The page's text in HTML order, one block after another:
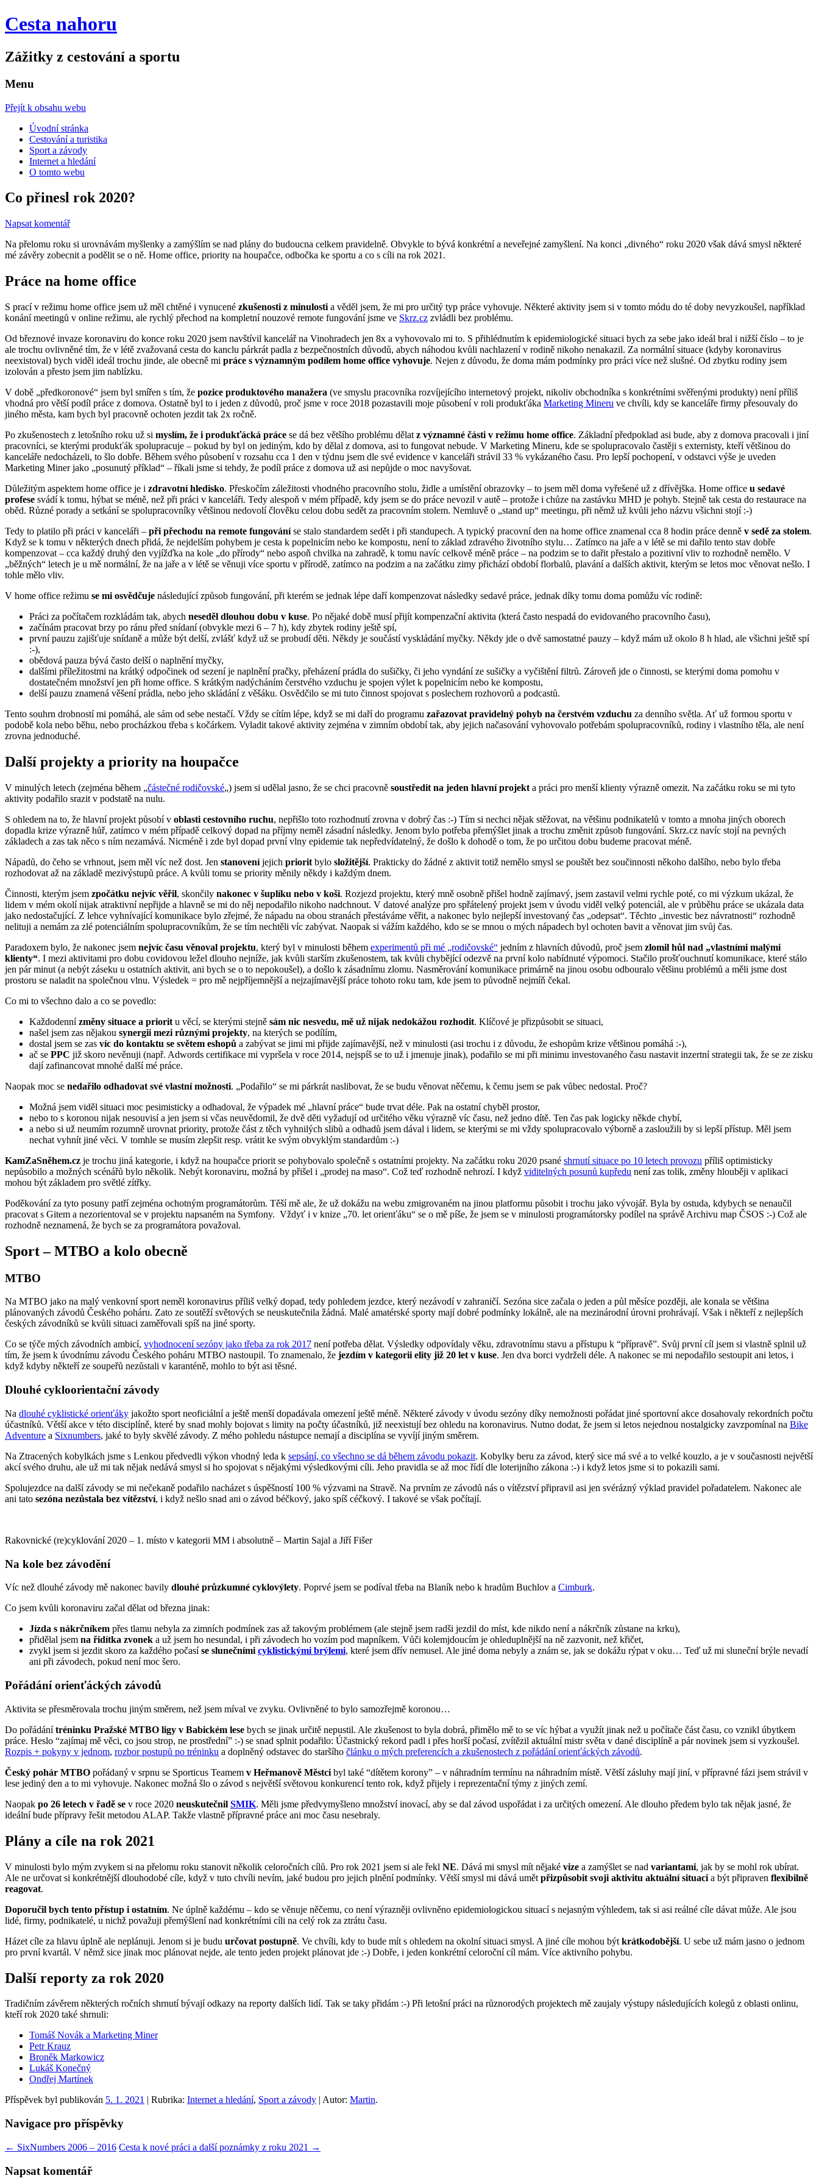
Cesta nahoru
Zážitky z cestování a sportu
Menu
Přejít k obsahu webu
Úvodní stránka
Cestování a turistika
Sport a závody
Internet a hledání
O tomto webu
Co přinesl rok 2020?
Napsat komentář
Na přelomu roku si urovnávám myšlenky a zamýšlím se nad plány do budoucna celkem pravidelně. Obvykle to bývá konkrétní a neveřejné zamyšlení. Na konci „divného“ roku 2020 však dává smysl některé
mé závěry zobecnit a podělit se o ně. Home office, priority na houpačce, odbočka ke sportu a co s cíli na rok 2021.
Práce na home office
S prací v režimu home office jsem už měl chtěné i vynucené zkušenosti z minulosti a věděl jsem, že mi pro určitý typ práce vyhovuje. Některé aktivity jsem si v tomto módu do té doby nevyzkoušel, například
konání meetingů v online režimu, ale rychlý přechod na kompletní nouzové remote fungování jsme ve Skrz.cz zvládli bez problému.
Od březnové invaze koronaviru do konce roku 2020 jsem navštívil kancelář na Vinohradech jen 8x a vyhovovalo mi to. S přihlédnutím k epidemiologické situaci bych za sebe jako ideál bral i nižší číslo – to je
ale trochu ovlivněné tím, že v létě zvažovaná cesta do kanclu párkrát padla z bezpečnostních důvodů, abych náhodou kvůli nachlazení v rodině nikoho nenakazil. Za normální situace (kdyby koronavirus
neexistoval) bych viděl ideál trochu jinde, ale obecně mi práce s významným podílem home office vyhovuje. Nejen z důvodu, že doma mám podmínky pro práci více než slušné. Od zbytku rodiny jsem
izolován a přesto jsem jim nablízku.
V době „předkoronové“ jsem byl smířen s tím, že pozice produktového manažera (ve smyslu pracovníka rozvíjejícího internetový projekt, nikoliv obchodníka s konkrétními svěřenými produkty) není příliš
vhodná pro větší podíl práce z domova. Ostatně byl to i jeden z důvodů, proč jsme v roce 2018 pozastavili moje působení v roli produkťáka Marketing Mineru ve chvíli, kdy se kanceláře firmy přesouvaly do
jiného města, kam bych byl pracovně ochoten jezdit tak 2x ročně.
Po zkušenostech z letošního roku už si myslím, že i produkťácká práce se dá bez většího problému dělat z významné části v režimu home office. Základní předpoklad asi bude, aby z domova pracovali i jiní
pracovníci, se kterými produkťák spolupracuje – pokud by byl on jediným, kdo by dělal z domova, asi to fungovat nebude. V Marketing Mineru, kde se spolupracovalo častěji s externisty, kteří většinou do
kanceláře nedocházeli, to šlo dobře. Během svého působení v rozsahu cca 1 den v týdnu jsem dle své evidence v kanceláři strávil 33 % vykázaného času. Pro lepší pochopení, v odstavci výše je uveden
Marketing Miner jako „posunutý příklad“ – říkali jsme si tehdy, že podíl práce z domova už asi nepůjde o moc navyšovat.
Důležitým aspektem home office je i zdravotní hledisko. Přeskočím záležitosti vhodného pracovního stolu, židle a umístění obrazovky – to jsem měl doma vyřešené už z dřívějška. Home office u sedavé
profese svádí k tomu, hýbat se méně, než při práci v kanceláři. Tedy alespoň v mém případě, kdy jsem se do práce nevozil v autě – protože i chůze na zastávku MHD je pohyb. Stejně tak cesta do restaurace na
oběd. Různé porady a setkání se spolupracovníky většinou nedovolí člověku celou dobu sedět za pracovním stolem. Nemluvě o „stand up“ meetingu, při němž už kvůli jeho názvu všichni stojí :-)
Tedy to platilo při práci v kanceláři – při přechodu na remote fungováníse stalo standardem sedět i při standupech. A typický pracovní den na home office znamenal cca 8 hodin práce denně v sedě za stolem.
Když se k tomu v některých dnech přidá, že nejdelším pohybem je cesta k popelnicím nebo ke kompostu, není to základ zdravého životního stylu… Zatímco na jaře a v létě se mi dařilo tento stav dobře
kompenzovat – cca každý druhý den vyjížďka na kole „do přírody“ nebo aspoň chvilka na zahradě, k tomu navíc celkově méně práce – na podzim se to dařit přestalo a pozitivní vliv to rozhodně nemělo. V
„běžných“ letech je u mě normální, že na jaře a v létě se věnuji více sportu v přírodě, zatímco na podzim a na začátku zimy přichází období florbalů, plavání a dalších aktivit, kterým se letos moc věnovat nešlo. I
tohle mělo vliv.
V home office režimu se mi osvědčuje následující způsob fungování, při kterém se jednak lépe daří kompenzovat následky sedavé práce, jednak díky tomu doma pomůžu víc rodině:
Práci za počítačem rozkládám tak, abych neseděl dlouhou dobu v kuse. Po nějaké době musí přijít kompenzační aktivita (která často nespadá do evidovaného pracovního času),
začínám pracovat brzy po ránu před snídaní (obvykle mezi 6 – 7 h), kdy zbytek rodiny ještě spí,
první pauzu zajišťuje snídaně a může být delší, zvlášť když už se probudí děti. Někdy je součástí vyskládání myčky. Někdy jde o dvě samostatné pauzy – když mám už okolo 8 h hlad, ale všichni ještě spí
:-),
obědová pauza bývá často delší o naplnění myčky,
dalšími příležitostmi na krátký odpočinek od sezení je naplnění pračky, přeházení prádla do sušičky, či jeho vyndání ze sušičky a vyčištění filtrů. Zároveň jde o činnosti, se kterými doma pomohu v
dostatečném množství jen při home office. S krátkým nadýcháním čerstvého vzduchu je spojen výlet k popelnicím nebo ke kompostu,
delší pauzu znamená věšení prádla, nebo jeho skládání z věšáku. Osvědčilo se mi tuto činnost spojovat s poslechem rozhovorů a podcastů.
Tento souhrn drobností mi pomáhá, ale sám od sebe nestačí. Vždy se cítím lépe, když se mi daří do programu zařazovat pravidelný pohyb na čerstvém vzduchu za denního světla. Ať už formou sportu v
podobě kola nebo běhu, nebo procházkou třeba s kočárkem. Vyladit takové aktivity zejména v zimním období tak, aby jejich načasování vyhovovalo potřebám spolupracovníků, rodiny i vlastního těla, ale není
zrovna jednoduché.
Další projekty a priority na houpačce
V minulých letech (zejména během „částečné rodičovské„) jsem si udělal jasno, že se chci pracovně soustředit na jeden hlavní projekt a práci pro menší klienty výrazně omezit. Na začátku roku se mi tyto
aktivity podařilo srazit v podstatě na nulu.
S ohledem na to, že hlavní projekt působí v oblasti cestovního ruchu, nepřišlo toto rozhodnutí zrovna v dobrý čas :-) Tím si nechci nějak stěžovat, na většinu podnikatelů v tomto a mnoha jiných oborech
dopadla krize výrazně hůř, zatímco v mém případě celkový dopad na příjmy neměl zásadní následky. Jenom bylo potřeba přemýšlet jinak a trochu změnit způsob fungování. Skrz.cz navíc stojí na pevných
základech a zas tak něco s ním nezamává. Nicméně i zde byl dopad první vlny epidemie tak nepředvídatelný, že došlo k dohodě o tom, že po určitou dobu budeme pracovat méně.
Nápadů, do čeho se vrhnout, jsem měl víc než dost. Jen stanoveníjejich priorit bylo složitější. Prakticky do žádné z aktivit totiž nemělo smysl se pouštět bez součinnosti někoho dalšího, nebo bylo třeba
rozhodovat až na základě mezivýstupů práce. A kvůli tomu se priority měnily někdy i každým dnem.
Činnosti, kterým jsem zpočátku nejvíc věřil, skončily nakonec v šuplíku nebo v koši. Rozjezd projektu, který mně osobně přišel hodně zajímavý, jsem zastavil velmi rychle poté, co mi výzkum ukázal, že
lidem v mém okolí nijak atraktivní nepřijde a hlavně se mi do něj nepodařilo nikoho nadchnout. V datové analýze pro spřátelený projekt jsem v úvodu viděl velký potenciál, ale v průběhu práce se ukázala data
jako nedostačující. Z lehce vyhnívající komunikace bylo zřejmé, že nápadu na obou stranách přestáváme věřit, a nakonec bylo nejlepší investovaný čas „odepsat“. Těchto „investic bez návratnosti“ rozhodně
nelituji a nemám za zlé potenciálním spolupracovníkům, že se tím nechtěli víc zabývat. Naopak si vážím každého, kdo se se mnou o mých nápadech byl ochoten bavit a věnovat jim svůj čas.
Paradoxem bylo, že nakonec jsem nejvíc času věnoval projektu, který byl v minulosti během experimentů při mé „rodičovské“ jedním z hlavních důvodů, proč jsem zlomil hůl nad „vlastními malými
klienty“. I mezi aktivitami pro dobu covidovou ležel dlouho nejníže, jak kvůli starším zkušenostem, tak kvůli chybějící odezvě na první kolo nabídnuté výpomoci. Stačilo prošťouchnutí komunikace, které stálo
jen pár minut (a nebýt záseku u ostatních aktivit, ani bych se o to nepokoušel), a došlo k zásadnímu zlomu. Nasměrování komunikace primárně na jinou osobu odbouralo většinu problémů a měli jsme dost
prostoru se naladit na společnou vlnu. Výsledek = pro mě nejpříjemnější a nejzajímavější práce tohoto roku tam, kde jsem to původně nejmíň čekal.
Co mi to všechno dalo a co se povedlo:
Každodennízměny situace a priorit u věcí, se kterými stejně sám nic nesvedu, mě už nijak nedokážou rozhodit. Klíčové je přizpůsobit se situaci,
našel jsem zas nějakou synergii mezi různými projekty, na kterých se podílím,
dostal jsem se zas víc do kontaktu se světem eshopů a zabývat se jimi mi přijde zajímavější, než v minulosti (asi trochu i z důvodu, že eshopům krize většinou pomáhá :-),
ač se PPC již skoro nevěnuji (např. Adwords certifikace mi vypršela v roce 2014, nejspíš se to už i jmenuje jinak), podařilo se mi při minimu investovaného času nastavit inzertní strategii tak, že se ze zisku
dají zafinancovat mnohé další mé práce.
Naopak moc se nedařilo odhadovat své vlastní možnosti. „Podařilo“ se mi párkrát naslibovat, že se budu věnovat něčemu, k čemu jsem se pak vůbec nedostal. Proč?
Možná jsem viděl situaci moc pesimisticky a odhadoval, že výpadek mé „hlavní práce“ bude trvat déle. Pak na ostatní chyběl prostor,
nebo to s koronou nijak nesouvisí a jen jsem si včas neuvědomil, že dvě děti vyžadují od určitého věku výrazně víc času, než jedno dítě. Ten čas pak logicky někde chybí,
a nebo si už neumím rozumně urovnat priority, protože část z těch vyhnilých slibů a odhadů jsem dával i lidem, se kterými se mi vždy spolupracovalo výborně a zasloužili by si lepší přístup. Měl jsem
nechat vyhnít jiné věci. V tomhle se musím zlepšit resp. vrátit ke svým obvyklým standardům :-)
KamZaSněhem.cz je trochu jiná kategorie, i když na houpačce priorit se pohybovalo společně s ostatními projekty. Na začátku roku 2020 psané shrnutí situace po 10 letech provozu příliš optimisticky
nepůsobilo a možných scénářů bylo několik. Nebýt koronaviru, možná by přišel i „prodej na maso“. Což teď rozhodně nehrozí. I když viditelných posunů kupředu není zas tolik, změny hlouběji v aplikaci
mohou být základem pro světlé zítřky.
Poděkování za tyto posuny patří zejména ochotným programátorům. Těší mě ale, že už dokážu na webu zmigrovaném na jinou platformu působit i trochu jako vývojář. Byla by ostuda, kdybych se nenaučil
pracovat s Gitem a nezorientoval se v projektu napsaném na Symfony. Vždyť i v knize „70. let orienťáku“ se o mě píše, že jsem se v minulosti programátorsky podílel na správě Archivu map ČSOS :-) Což ale
rozhodně neznamená, že bych se za programátora považoval.
Sport – MTBO a kolo obecně
MTBO
Na MTBO jako na malý venkovní sport neměl koronavirus příliš velký dopad, tedy pohledem jezdce, který nezávodí v zahraničí. Sezóna sice začala o jeden a půl měsíce později, ale konala se většina
plánovaných závodů Českého poháru. Zato ze soutěží světových se neuskutečnila žádná. Malé amatérské sporty mají dobré podmínky lokálně, ale na mezinárodní úrovni prohrávají. Však i někteří z nejlepších
českých závodníků se kvůli situaci zaměřovali spíš na jiné sporty.
Co se týče mých závodních ambicí, vyhodnocení sezóny jako třeba za rok 2017 není potřeba dělat. Výsledky odpovídaly věku, zdravotnímu stavu a přístupu k “přípravě”. Svůj první cíl jsem si vlastně splnil už
tím, že jsem k úvodnímu závodu Českého poháru MTBO nastoupil. To znamenalo, že jezdím v kategorii elity již 20 let v kuse. Jen dva borci vydrželi déle. A nakonec se mi nepodařilo sestoupit ani letos, i
když kdyby někteří ze soupeřů nezůstali v karanténě, mohlo to být asi těsné.
Dlouhé cykloorientační závody
Na dlouhé cyklistické orienťáky jakožto sport neoficiální a ještě menší dopadávala omezení ještě méně. Některé závody v úvodu sezóny díky nemožnosti pořádat jiné sportovní akce dosahovaly rekordních počtu
účastníků. Větší akce v této disciplíně, které by snad mohly bojovat s limity na počty účastníků, již neexistují bez ohledu na koronavirus. Nutno dodat, že jsem si letos nejednou nostalgicky zavzpomínal na Bike
Adventure a Sixnumbers, jaké to byly skvělé závody. Z mého pohledu nástupce nemají a disciplína se vyvíjí jiným směrem.
Na Ztracených kobylkách jsme s Lenkou předvedli výkon vhodný leda k sepsání, co všechno se dá během závodu pokazit. Kobylky beru za závod, který sice má své a to velké kouzlo, a je v současnosti největší
akcí svého druhu, ale už mi tak nějak nedává smysl si ho spojovat s nějakými výsledkovými cíli. Jeho pravidla se až moc řídí dle loterijního zákona :-) i když letos jsme si to pokazili sami.
Spolujezdce na další závody se mi nečekaně podařilo nacházet s úspěšností 100 % výzvami na Stravě. Na prvním ze závodů nás o vítězství připravil asi jen svérázný výklad pravidel pořadatelem. Nakonec ale
ani tato sezóna nezůstala bez vítězství, i když nešlo snad ani o závod béčkový, jako spíš céčkový. I takové se však počítají.
Rakovnické (re)cyklování 2020 – 1. místo v kategorii MM i absolutně – Martin Sajal a Jiří Fišer
Na kole bez závodění
Víc než dlouhé závody mě nakonec bavily dlouhé průzkumné cyklovýlety. Poprvé jsem se podíval třeba na Blaník nebo k hradům Buchlov a Cimburk.
Co jsem kvůli koronaviru začal dělat od března jinak:
Jízda s nákrčníkem přes tlamu nebyla za zimních podmínek zas až takovým problémem (ale stejně jsem radši jezdil do míst, kde nikdo není a nákrčník zůstane na krku),
přidělal jsem na řidítka zvonek a už jsem ho nesundal, i při závodech ho vozím pod mapníkem. Vůči kolemjdoucím je ohleduplnější na ně zazvonit, než křičet,
zvykl jsem si jezdit skoro za každého počasíse slunečními cyklistickými brýlemi, které jsem dřív nemusel. Ale jiné doma nebyly a znám se, jak se dokážu rýpat v oku… Teď už mi sluneční brýle nevadí
ani při závodech, pokud není moc šero.
Pořádání orienťáckých závodů
Aktivita se přesměrovala trochu jiným směrem, než jsem míval ve zvyku. Ovlivněné to bylo samozřejmě koronou…
Do pořádánítréninku Pražské MTBO ligy v Babickém lese bych se jinak určitě nepustil. Ale zkušenost to byla dobrá, přimělo mě to se víc hýbat a využít jinak než u počítače část času, co vznikl úbytkem
práce. Heslo “zajímaj mě věci, co jsou strop, ne prostřední” :-) se snad splnit podařilo: Účastnický rekord padl i přes horší počasí, zvítězil aktuální mistr světa v dané disciplíně a pár novinek jsem si vyzkoušel.
Rozpis + pokyny v jednom, rozbor postupů po tréninku a doplněný odstavec do staršího článku o mých preferencích a zkušenostech z pořádání orienťáckých závodů.
Český pohár MTBO pořádaný v srpnu se Sporticus Teamem v Heřmanově Městci byl také “dítětem korony” – v náhradním termínu na náhradním místě. Větší zásluhy mají jiní, v přípravné fázi jsem strávil v
lese jediný den a to mi vyhovuje. Nakonec možná šlo o závod s největší světovou konkurencí tento rok, když přijely i reprezentační týmy z jiných zemí.
Naopak po 26 letech v řadě se v roce 2020 neuskutečnil SMIK. Měli jsme předvymyšleno množství inovací, aby se dal závod uspořádat i za určitých omezení. Ale dlouho předem bylo tak nějak jasné, že
ideální bude přípravy řešit metodou ALAP. Takže vlastně přípravné práce ani moc času nesebraly.
Plány a cíle na rok 2021
V minulosti bylo mým zvykem si na přelomu roku stanovit několik celoročních cílů. Pro rok 2021 jsem si ale řekl NE. Dává mi smysl mít nějaké vize a zamýšlet se nad variantami, jak by se mohl rok ubírat.
Ale ne určovat si konkrétnější dlouhodobé cíle, když v tuto chvíli nevím, jaké budou pro jejich plnění podmínky. Větší smysl mi dává umět přizpůsobit svoji aktivitu aktuální situaci a být připraven flexibilně
reagovat.
Doporučil bych tento přístup i ostatním. Ne úplně každému – kdo se věnuje něčemu, co není výrazněji ovlivněno epidemiologickou situací s nejasným výhledem, tak si asi reálné cíle dávat může. Ale jsou
lidé, firmy, podnikatelé, u nichž považuji přemýšlení nad konkrétními cíli na celý rok za ztrátu času.
Házet cíle za hlavu úplně ale neplánuji. Jenom si je budu určovat postupně. Ve chvíli, kdy to bude mít s ohledem na okolní situaci smysl. A jiné cíle mohou být krátkodobější. U sebe už mám jasno o jednom
pro první kvartál. V němž sice jinak moc plánovat nejde, ale tento jeden projekt plánovat jde :-) Dobře, i jeden konkrétní celoroční cíl mám. Více aktivního pohybu.
Další reporty za rok 2020
Tradičním závěrem některých ročních shrnutí bývají odkazy na reporty dalších lidí. Tak se taky přidám :-) Při letošní práci na různorodých projektech mě zaujaly výstupy následujících kolegů z oblasti onlinu,
kteří rok 2020 také shrnuli:
Tomáš Novák a Marketing Miner
Petr Krauz
Broněk Markowicz
Lukáš Konečný
Ondřej Martínek
Příspěvek byl publikován 5. 1. 2021 | Rubrika: Internet a hledání, Sport a závody | Autor: Martin.
Navigace pro příspěvky
← SixNumbers 2006 – 2016 Cesta k nové práci a další poznámky z roku 2021 →
Napsat komentář